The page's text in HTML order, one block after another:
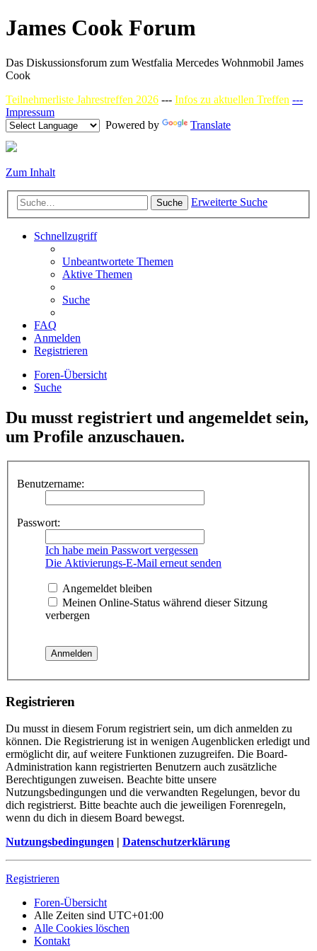
James Cook Forum
Das Diskussionsforum zum Westfalia Mercedes Wohnmobil James
Cook
Teilnehmerliste Jahrestreffen 2026 --- Infos zu aktuellen Treffen ---
Impressum
Powered by
Translate
Zum Inhalt
Suche Erweiterte Suche
Schnellzugriff
Unbeantwortete Themen
Aktive Themen
Suche
FAQ
Anmelden
Registrieren
Foren-Übersicht
Suche
Du musst registriert und angemeldet sein,
um Profile anzuschauen.
Benutzername:
Passwort:
Ich habe mein Passwort vergessen
Die Aktivierungs-E-Mail erneut senden
Angemeldet bleiben
Meinen Online-Status während dieser Sitzung
verbergen
Registrieren
Du musst in diesem Forum registriert sein, um dich anmelden zu
können. Die Registrierung ist in wenigen Augenblicken erledigt und
ermöglicht dir, auf weitere Funktionen zuzugreifen. Die Board-
Administration kann registrierten Benutzern auch zusätzliche
Berechtigungen zuweisen. Beachte bitte unsere
Nutzungsbedingungen und die verwandten Regelungen, bevor du
dich registrierst. Bitte beachte auch die jeweiligen Forenregeln,
wenn du dich in diesem Board bewegst.
Nutzungsbedingungen | Datenschutzerklärung
Registrieren
Foren-Übersicht
Alle Zeiten sind UTC+01:00
Alle Cookies löschen
Kontakt